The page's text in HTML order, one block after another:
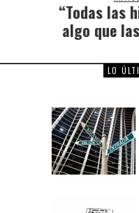
“Todas las
algo que
LO